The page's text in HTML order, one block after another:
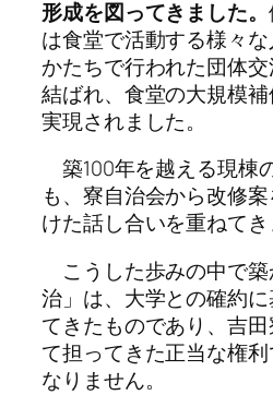
形成を図ってきました。
は食堂で活動する様々
かたちで行われた団体
結ばれ、食堂の大規模
実現されました。
築100年を越える現棟
も、寮自治会から改修
けた話し合いを重ねてき
こうした歩みの中で築
治」は、大学との確約
てきたものであり、吉
て担ってきた正当な権
なりません。